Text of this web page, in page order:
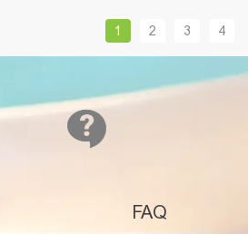
1 2 3 4
FAQ